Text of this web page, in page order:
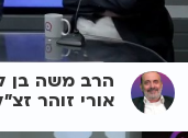
הרב משה בן
אורי זוהר